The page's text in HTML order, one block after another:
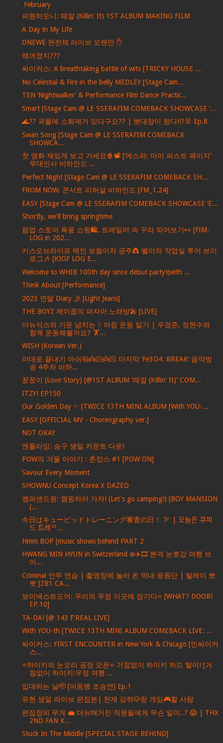
February
피원하모니: 때깔 (Killin' It) 1ST ALBUM MAKING FILM
A Day in My Life
ONEWE 완전체 라이브 오랜만 ✋
왜꺼졌지???
싸이커스: A breathtaking battle of wits [TRICKY HOUSE ...
No Celestial & Fire in the belly MEDLEY [Stage Cam...
TEN ‘Nightwalker’ & Performance Film Dance Practic...
Smart [Stage Cam @ LE SSERAFIM COMEBACK SHOWCASE ‘...
🌊?? 국물에 소화제가 있다구요?? | 뽀대장이 왔다!!?🐰 Ep.8
Swan Song [Stage Cam @ LE SSERAFIM COMEBACK
SHOWCA...
첫 영화 재밌게 보고 가세요🍿📽️ [‘에스파: 마이 퍼스트 페이지’
무대인사 비하인드 ...
Perfect Night [Stage Cam @ LE SSERAFIM COMEBACK SH...
FROM NOW. 콘서트 리허설 비하인드 [FM_1.24]
EASY [Stage Cam @ LE SSERAFIM COMEBACK SHOWCASE ‘E...
Shortly, we'll bring springtime
팝업 스토어 폭풍 쇼핑🛍️, 트레일러 속 꾸라 되어보기👀 [FIM-
LOG in 202...
키스오브라이프 메인 보컬이자 공주👸 벨이의 작업실 투어 브이
로그🎶 [KIOF LOG E...
Welcome to WHIB 100th day since debut party!(with ...
Think About [Performance]
2023 연말 Diary 🤳 [Light Jeans]
THE BOYZ 제이콥의 파자마 노래방🎤 [LIVE]
더뉴식스의 기운 넘치는 ❔ 아침 운동 일기 | 우경준, 장현수와
함께 운동해볼까요? 🏋️...
WISH (Korean Ver.)
이대로 끝내기 아쉬워👼🏻👼🏻 마지막 ‘Fe3O4: BREAK’ 음악방
송 4주차 비하...
꿍꿍이 (Love Story) [@1ST ALBUM '때깔 (Killin' It)' COM...
ITZY! EP150
Our Golden Day ✨ [TWICE 13TH MINI ALBUM [With YOU-...
EASY [OFFICIAL MV - Choreography ver.]
NOT OKAY
엔플라잉: 승구 생일 카운트 다운!
POW의 겨울 이야기 : 촌캉스 #1 [POW ON]
Savour Every Moment
SHOWNU Concept Korea X DAZED
앰퍼샌드원: 캠핑하러 가자! (Let's go camping!) [BOY MANSION
(...
今日はキューピッドトレーニング審査の日！ 🏹 | 오늘은 큐피
드 트레ᄋ...
Hmm BOP [music shows behind PART 2
HWANG MIN HYUN in Switzerland ❄️✈️🎞️ 본격 눈호강 여행 브
이...
Criminal 안무 연습 | 촬영장에 놀러 온 막내 응원단 | 릴레이 뽀
뽀 [ZB1 CA...
보이넥스트도어: 우리의 우정 이곳에 잠기다⭐️ [WHAT? DOOR!
EP.10]
TA-DA! [@ 143 F'REAL LIVE]
With YOU-th [TWICE 13TH MINI ALBUM COMEBACK LIVE: ...
싸이커스: FIRST ENCOUNTER in New York & Chicago [인싸이커
스...
⭐하이키의 눈오리 공장 오픈⭐ 거침없이 하이키 하드 털이! [거
침없이 하이키:우정 여행 ...
입대하는 날🫡 [이등병 조승연] Ep.1
유현 생일 라이브 편집본| 천재 강쥐🐶랑 게임🎮할 사람
편집장의 무게 💼 더뉴매거진 직원들에게 무슨 일이..? 😱 | THX
2ND FAN K...
Stuck In The Middle [SPECIAL STAGE BEHIND]